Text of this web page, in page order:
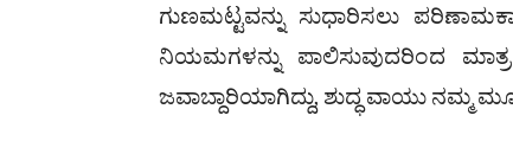
ಗುಣಮಟ್ಟವನ್ನು ಸುಧಾರಿಸಲು
ನಿಯಮಗಳನ್ನು ಪಾಲಿಸುವುದರಿಂದ
ಜವಾಬ್ದಾರಿಯಾಗಿದ್ದು, ಶುದ್ಧ ವಾಯು ನಮ್ಮ